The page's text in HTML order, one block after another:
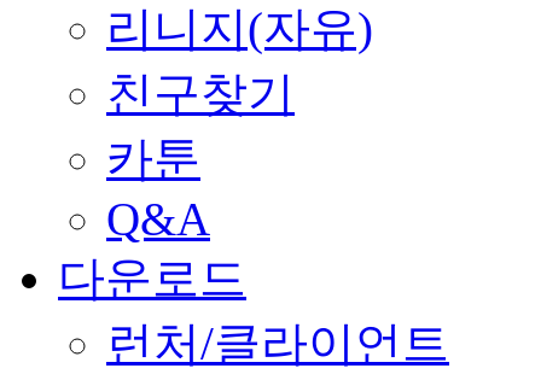
리니지(자유)
친구찾기
카툰
Q&A
다운로드
런처/클라이언트